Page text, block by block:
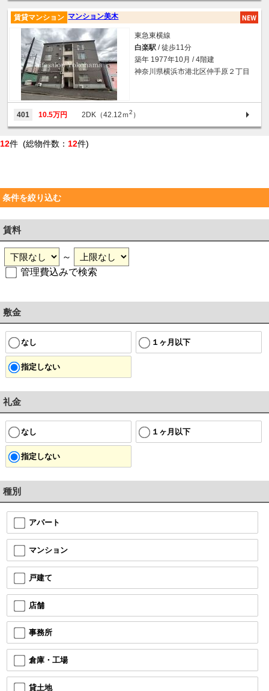
マンション美木
賃貸マンション
東急東横線
白楽駅 / 徒歩11分
築年 1977年10月 / 4階建
神奈川県横浜市港北区仲手原２丁目
401 10.5万円 2DK（42.12ｍ2 ）
12件 (総物件数： 12件)
条件を絞り込む
賃料
～
管理費込みで検索
敷金
なし １ヶ月以下
指定しない
礼金
なし １ヶ月以下
指定しない
種別
アパート
マンション
戸建て
店舗
事務所
倉庫・工場
貸土地